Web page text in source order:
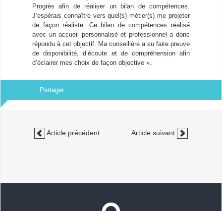
Progrès afin de réaliser un bilan de compétences.
J’espérais connaître vers quel(s) métier(s) me projeter
de façon réaliste. Ce bilan de compétences réalisé
avec un accueil personnalisé et professionnel a donc
répondu à cet objectif. Ma conseillère a su faire preuve
de disponibilité, d’écoute et de compréhension afin
d’éclairer mes choix de façon objective ».
Partager :
Article précédent Article suivant